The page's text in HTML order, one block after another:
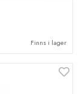
Finns i lager